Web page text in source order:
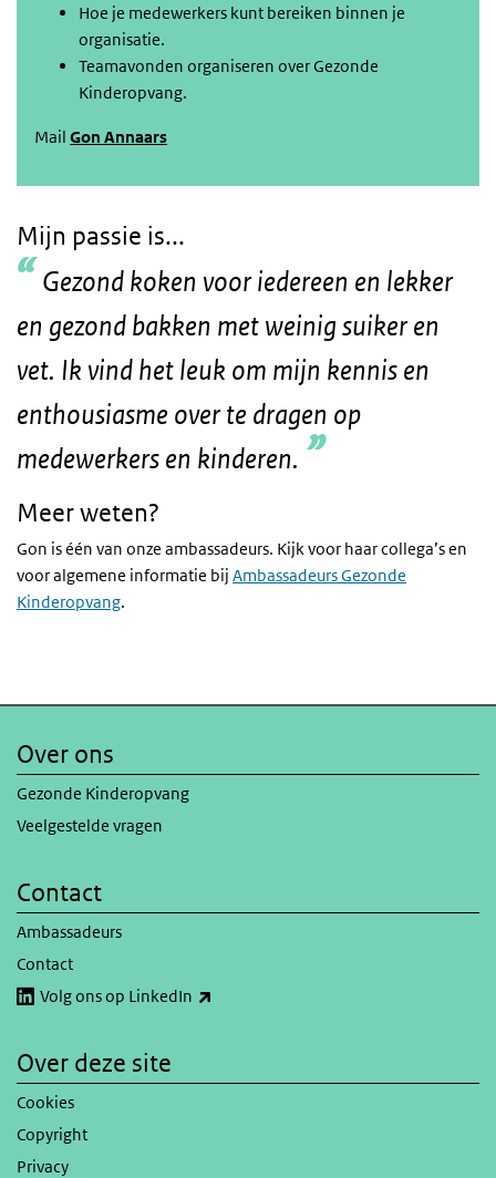
Hoe je medewerkers kunt bereiken binnen je
organisatie.
Teamavonden organiseren over Gezonde
Kinderopvang.
Mail Gon Annaars
Mijn passie is...
Gezond koken voor iedereen en lekker
en gezond bakken met weinig suiker en
vet. Ik vind het leuk om mijn kennis en
enthousiasme over te dragen op
medewerkers en kinderen.
Meer weten?
Gon is één van onze ambassadeurs. Kijk voor haar collega’s en
voor algemene informatie bij Ambassadeurs Gezonde
Kinderopvang.
Over ons
Gezonde Kinderopvang
Veelgestelde vragen
Contact
Ambassadeurs
Contact
Volg ons op LinkedIn
Over deze site
Cookies
Copyright
Privacy